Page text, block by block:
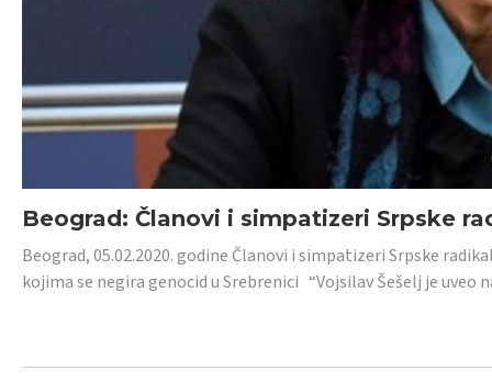
Beograd: Članovi i simpatizeri Srpske
Beograd, 05.02.2020. godine Članovi i simpatizeri Srpske
kojima se negira genocid u Srebrenici “Vojsilav Šešelj je uveo